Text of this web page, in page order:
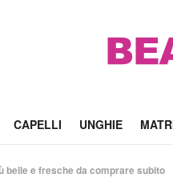
CAPELLI UNGHIE
belle e fresche da comprare subito